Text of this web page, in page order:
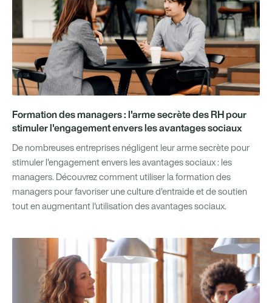
Formation des managers : l'arme secrète des RH pour
stimuler l'engagement envers les avantages sociaux
De nombreuses entreprises négligent leur arme secrète pour
stimuler l'engagement envers les avantages sociaux : les
managers. Découvrez comment utiliser la formation des
managers pour favoriser une culture d'entraide et de soutien
tout en augmentant l'utilisation des avantages sociaux.